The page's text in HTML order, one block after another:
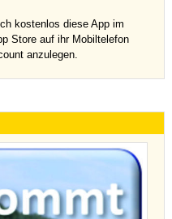
kostenlos diese App im
Store auf ihr Mobiltelefon
anzulegen.